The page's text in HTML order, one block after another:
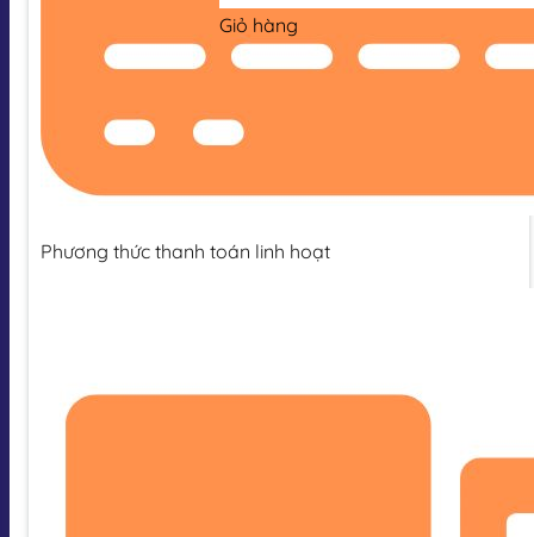
Giỏ hàng
Phương thức thanh toán linh hoạt